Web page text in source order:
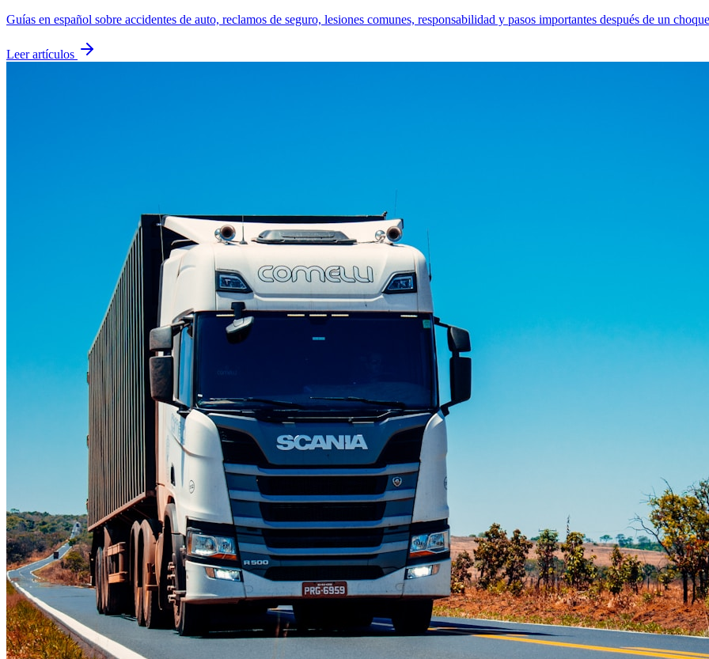
Guías en español sobre accidentes de auto, reclamos de seguro, lesiones comunes, responsabilidad y pasos importantes después de un
Leer artículos